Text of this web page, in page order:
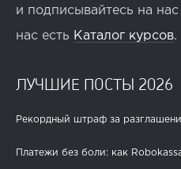
и подписывайтесь на
нас есть Каталог курсов.
ЛУЧШИЕ ПОСТЫ 2026
Рекордный штраф за
Платежи без боли: как